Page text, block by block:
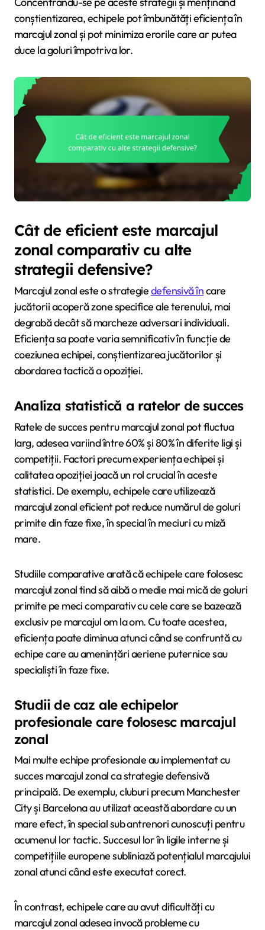
conștientizarea, echipele pot îmbunătăți eficiența în
marcajul zonal și pot minimiza erorile care ar putea
duce la goluri împotriva lor.
Cât de eficient este marcajul
zonal comparativ cu alte
strategii defensive?
Marcajul zonal este o strategiedefensivă încare
jucătorii acoperă zone specifice ale terenului, mai
degrabă decât să marcheze adversari individuali.
Eficiența sa poate varia semnificativ în funcție de
coeziunea echipei, conștientizarea jucătorilor și
abordarea tactică a opoziției.
Analiza statistică a ratelor de succes
Ratele de succes pentru marcajul zonal pot fluctua
larg, adesea variind între 60% și 80% în diferite ligi și
competiții. Factori precum experiența echipei și
calitatea opoziției joacă un rol crucial în aceste
statistici. De exemplu, echipele care utilizează
marcajul zonal eficient pot reduce numărul de goluri
primite din faze fixe, în special în meciuri cu miză
mare.
Studiile comparative arată că echipele care folosesc
marcajul zonal tind să aibă o medie mai mică de goluri
primite pe meci comparativ cu cele care se bazează
exclusiv pe marcajul om la om. Cu toate acestea,
eficiența poate diminua atunci când se confruntă cu
echipe care au amenințări aeriene puternice sau
specialiști în faze fixe.
Studii de caz ale echipelor
profesionale care folosesc marcajul
zonal
Mai multe echipe profesionale au implementat cu
succes marcajul zonal ca strategie defensivă
principală. De exemplu, cluburi precum Manchester
City și Barcelona au utilizat această abordare cu un
mare efect, în special sub antrenori cunoscuți pentru
acumenul lor tactic. Succesul lor în ligile interne și
competițiile europene subliniază potențialul marcajului
zonal atunci când este executat corect.
În contrast, echipele care au avut dificultăți cu
marcajul zonal adesea invocă probleme cu